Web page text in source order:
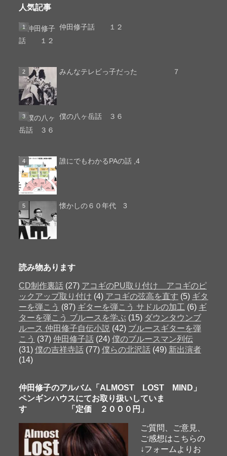
人気記事
仲田修子話 １２
みんなテレビっ子だった ７
僕の八ヶ岳話 ３６
誰にでもわかるPAの話 ,4
懐かしの６０年代 3
読み物あります
CD制作裏話(27) アコギのPU取り付け アコギのピ
ックアップ取り付け (4) アコギの弦高を直す (5) ギタ
ーを弾こう (87) ギターを弾こう サドルの加工 (6) ギ
ターを弾こう ブルースを学ぶ (15) ダウンタウンブ
ルース 仲田修子自伝小説 (42) ブルースギターを弾
こう (37) 仲田修子話(24) 僕のブルースマン列伝
(31) 僕の吉祥寺話(77) 僕らの北沢話(49) 新出演者
(14)
仲田修子のアルバム「ALMOST LOST MIND」
ペンギンハウスにてお取り扱いしていま
す 「定価 ２０００円」
ご質問、ご意見、
ご感想はこちらの
↓フォームよりお